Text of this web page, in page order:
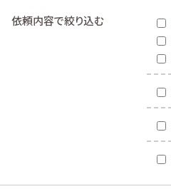
依頼内容で絞り込む